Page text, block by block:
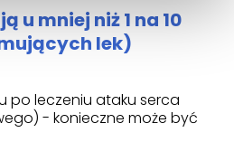
u mniej niż 1 na 10
lek)
po leczeniu ataku serca
- konieczne może być